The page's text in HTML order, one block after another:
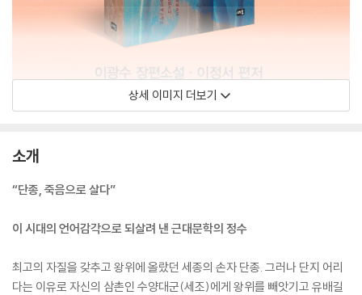
상세 이미지 더보기
소개
“단종, 죽음으로 살다”
이 시대의 언어감각으로 되살려 낸 근대문학의 정수
최고의 자질을 갖추고 왕위에 올랐던 세종의 손자 단종. 그러나 단지 어리
다는 이유로 자신의 삼촌인 수양대군(세조)에게 왕위를 빼앗기고 유배길